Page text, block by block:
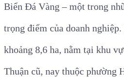
Biển Đá Vàng – một trong
trọng điểm của doanh
khoảng 8,6 ha, nằm tại khu
Thuận cũ, nay thuộc phường